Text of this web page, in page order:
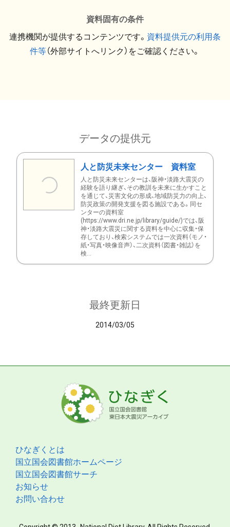
資料固有の条件
連携機関が提供するコンテンツです。 資料提供元の利用条
件等（外部サイトへリンク）をご確認ください。
データの提供元
人と防災未来センター 資料室
人と防災未来センターは、阪神・淡路大震災の
経験を語り継ぎ、その教訓を未来に生かすこと
を通じて、災害文化の形成、地域防災力の向上、
防災政策の開発支援を図る施設である。同セ
ンターの資料室
(https://www.dri.ne.jp/library/guide/)では、阪
神・淡路大震災に関する資料を中心に収集・保
存しており、検索システムでは一次資料（モノ・
紙・写真・映像音声）、二次資料（図書・雑誌）を
検...
最終更新日
2014/03/05
ひなぎくとは
国立国会図書館ホームページ
国立国会図書館サーチ
お知らせ
お問い合わせ